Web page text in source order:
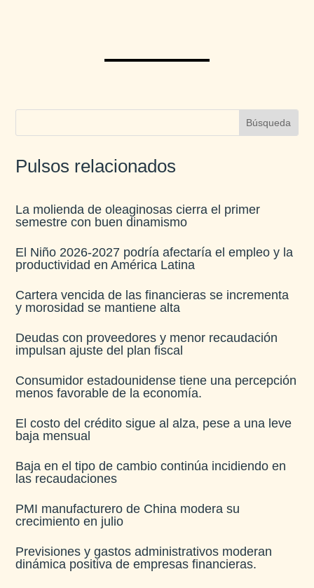
Pulsos relacionados
La molienda de oleaginosas cierra el primer
semestre con buen dinamismo​
El Niño 2026-2027 podría afectaría el empleo y la
productividad en América Latina​
Cartera vencida de las financieras se incrementa
y morosidad se mantiene alta​
Deudas con proveedores y menor recaudación
impulsan ajuste del plan fiscal​
Consumidor estadounidense tiene una percepción
menos favorable de la economía​.
El costo del crédito sigue al alza, pese a una leve
baja mensual​
Baja en el tipo de cambio continúa incidiendo en
las recaudaciones​
PMI manufacturero de China modera su
crecimiento en julio​
Previsiones y gastos administrativos moderan
dinámica positiva de empresas financieras​.